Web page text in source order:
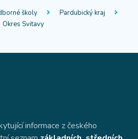
školy
Pardubický kraj
Okres Svitavy
informace z českého